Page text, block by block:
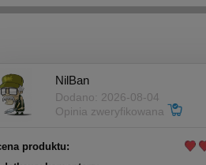
NilBan
Dodano: 2026-08-04
Opinia zweryfikowana
produktu: